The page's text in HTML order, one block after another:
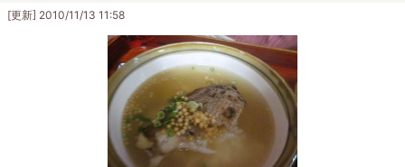
[更新] 2010/11/13 11:58